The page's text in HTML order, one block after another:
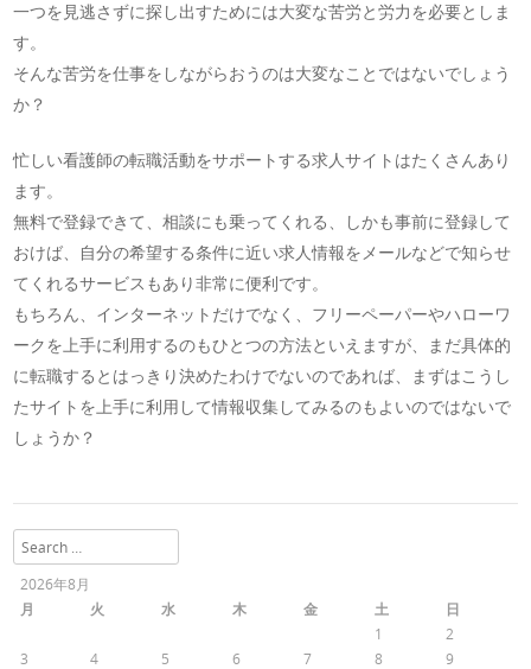
一つを見逃さずに探し出すためには大変な苦労と労力を必要としま
す。
そんな苦労を仕事をしながらおうのは大変なことではないでしょう
か？
忙しい看護師の転職活動をサポートする求人サイトはたくさんあり
ます。
無料で登録できて、相談にも乗ってくれる、しかも事前に登録して
おけば、自分の希望する条件に近い求人情報をメールなどで知らせ
てくれるサービスもあり非常に便利です。
もちろん、インターネットだけでなく、フリーペーパーやハローワ
ークを上手に利用するのもひとつの方法といえますが、まだ具体的
に転職するとはっきり決めたわけでないのであれば、まずはこうし
たサイトを上手に利用して情報収集してみるのもよいのではないで
しょうか？
Search
2026年8月
月
火 水 木 金 土
日
1
2
3
4 5 6 7 8
9